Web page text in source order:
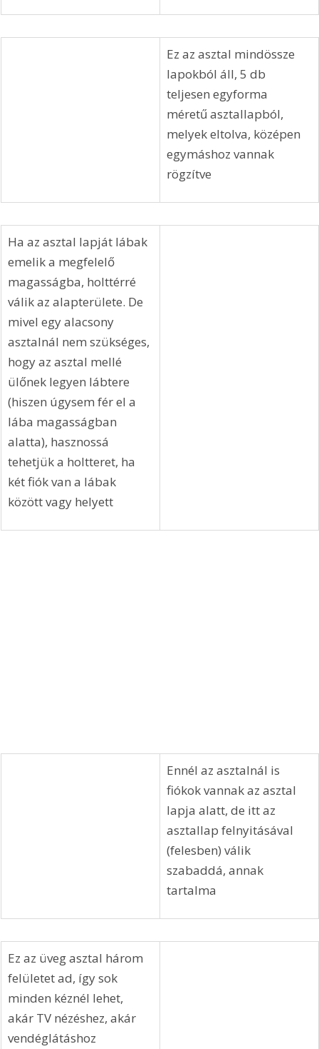
Ez az asztal mindössze
lapokból áll, 5 db
teljesen egyforma
méretű asztallapból,
melyek eltolva, középen
egymáshoz vannak
rögzítve
Ha az asztal lapját lábak
emelik a megfelelő
magasságba, holttérré
válik az alapterülete. De
mivel egy alacsony
asztalnál nem szükséges,
hogy az asztal mellé
ülőnek legyen lábtere
(hiszen úgysem fér el a
lába magasságban
alatta), hasznossá
tehetjük a holtteret, ha
két fiók van a lábak
között vagy helyett
Ennél az asztalnál is
fiókok vannak az asztal
lapja alatt, de itt az
asztallap felnyitásával
(felesben) válik
szabaddá, annak
tartalma
Ez az üveg asztal három
felületet ad, így sok
minden kéznél lehet,
akár TV nézéshez, akár
vendéglátáshoz